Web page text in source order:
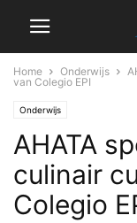
Home Onderwijs
van Colegio EPI
Onderwijs
AHATA
culinair
Colegio